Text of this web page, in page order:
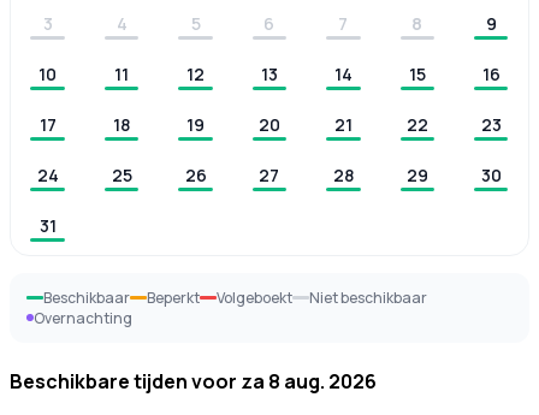
3 4 5 6 7 8 9
10 11 12 13 14 15 16
17 18 19 20 21 22 23
24 25 26 27 28 29 30
31
Beschikbaar Beperkt Volgeboekt
Niet beschikbaar
Overnachting
Beschikbare tijden voor za 8 aug. 2026